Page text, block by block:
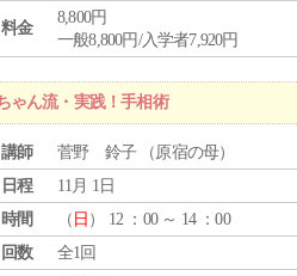
料金
8,800円
一般8,800円/入学者7,920円
ゃん流・実践！手相術
講師
菅野 鈴子 （原宿の母）
日程
11月 1日
時間
（ 日 ） 12 ：00 ～ 14 ：00
回数
全1回